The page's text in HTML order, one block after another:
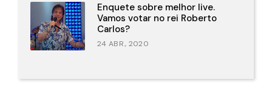
Enquete sobre melhor live.
Vamos votar no rei Roberto
Carlos?
24 ABR., 2020